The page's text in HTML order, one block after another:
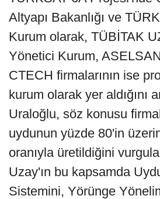
Altyapı Bakanlığı ve
Kurum olarak, TÜBİTAK
Yönetici Kurum,
CTECH firmalarının ise
kurum olarak yer aldığını
Uraloğlu, söz konusu
uydunun yüzde 80'in
oranıyla üretildiğini
Uzay'ın bu kapsamda
Sistemini, Yörünge